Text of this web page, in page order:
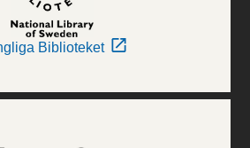
Biblioteket